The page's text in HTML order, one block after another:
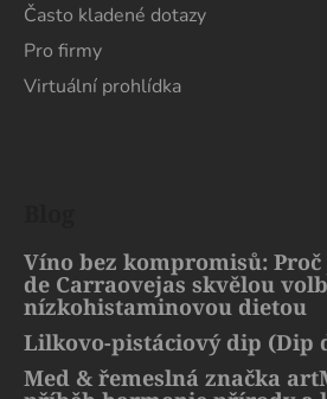
Často kladené dotazy
Pro firmy
Virtuální prohlídka
Víno bez kompromisů: Proč
de Carraovejas skvělou
nízkohistaminovou dietou
Lilkovo-pistáciový dip (Dip
Med & řemeslná značka